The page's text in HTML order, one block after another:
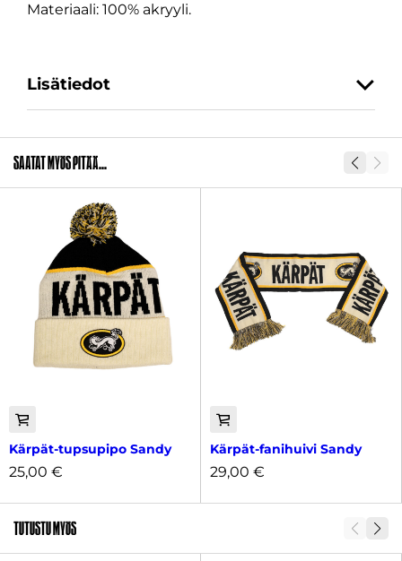
Materiaali: 100% akryyli.
Lisätiedot
Koko
XS-S, M-L, XL-XXL
SKU
Saatat myös pitää...
Kärpät-tupsupipo Sandy
25,00 €
Kärpät-fanihuivi Sandy
29,00 €
Tutustu myös